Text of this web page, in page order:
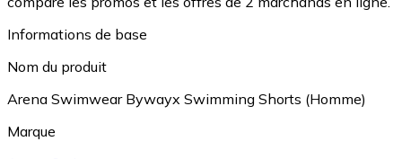
Informations de base
Nom du produit
Arena Swimwear Bywayx Swimming Shorts (Homme)
Marque